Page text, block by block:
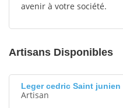
avenir à votre société.
Artisans Disponibles
Leger cedric Saint junien
Artisan